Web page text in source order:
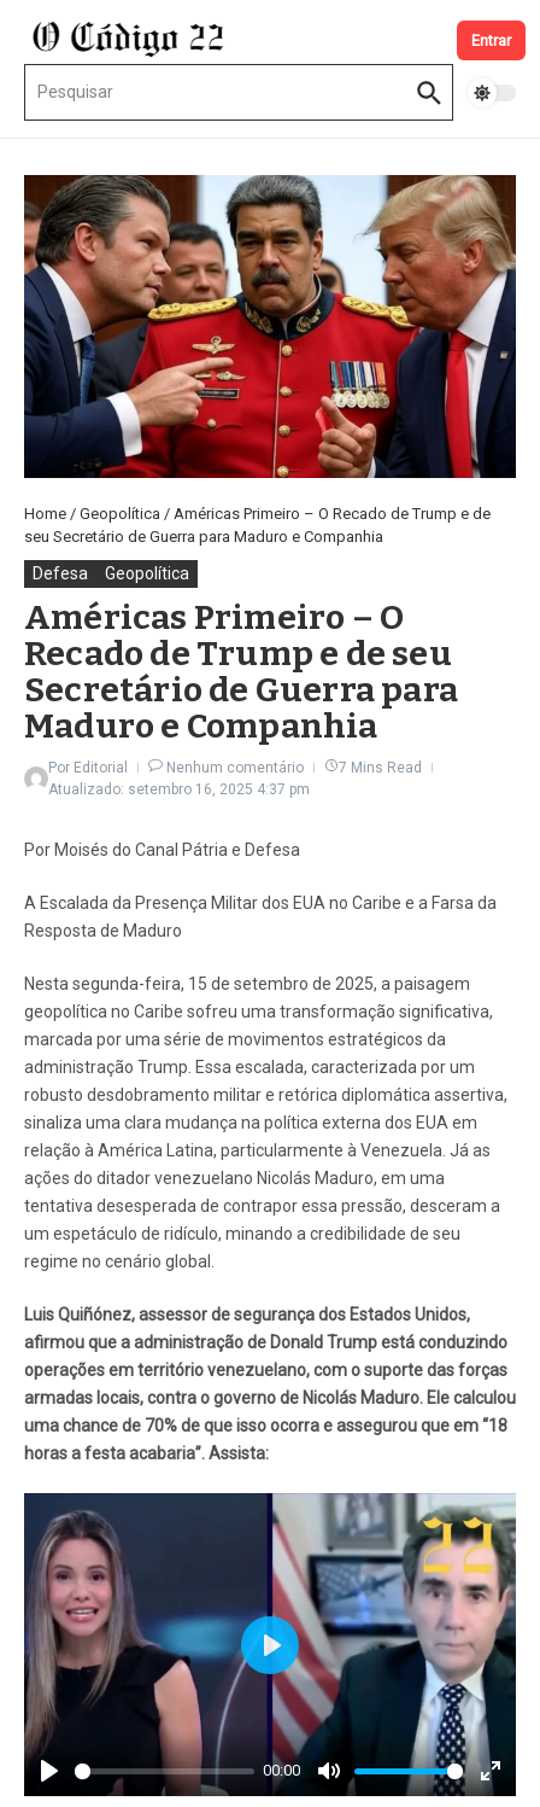
Entrar
Home / Geopolítica / Américas Primeiro – O Recado de Trump e de
seu Secretário de Guerra para Maduro e Companhia
Defesa Geopolítica
Américas Primeiro – O
Recado de Trump e de seu
Secretário de Guerra para
Maduro e Companhia
Por Editorial Nenhum comentário
7 Mins Read
Atualizado: setembro 16, 2025 4:37 pm
Por Moisés do Canal Pátria e Defesa
A Escalada da Presença Militar dos EUA no Caribe e a Farsa da
Resposta de Maduro
Nesta segunda-feira, 15 de setembro de 2025, a paisagem
geopolítica no Caribe sofreu uma transformação significativa,
marcada por uma série de movimentos estratégicos da
administração Trump. Essa escalada, caracterizada por um
robusto desdobramento militar e retórica diplomática assertiva,
sinaliza uma clara mudança na política externa dos EUA em
relação à América Latina, particularmente à Venezuela. Já as
ações do ditador venezuelano Nicolás Maduro, em uma
tentativa desesperada de contrapor essa pressão, desceram a
um espetáculo de ridículo, minando a credibilidade de seu
regime no cenário global.
Luis Quiñónez, assessor de segurança dos Estados Unidos,
afirmou que a administração de Donald Trump está conduzindo
operações em território venezuelano, com o suporte das forças
armadas locais, contra o governo de Nicolás Maduro. Ele calculou
uma chance de 70% de que isso ocorra e assegurou que em “18
horas a festa acabaria”. Assista:
Play
00:00
Mute
Enter
Play